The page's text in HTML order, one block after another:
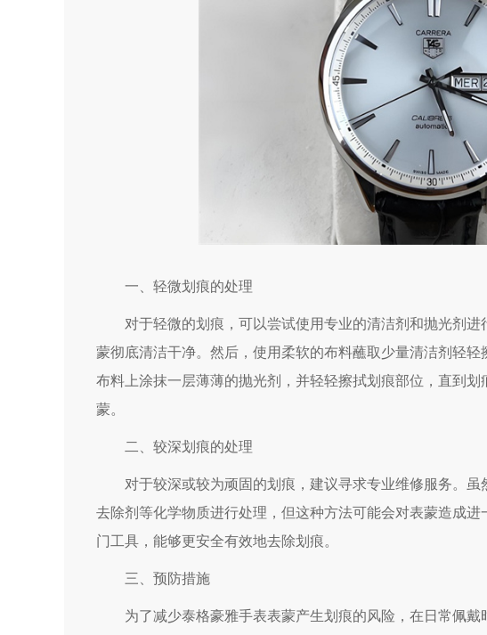
一、轻微划痕的处理
对于轻微的划痕，可以尝试使用专业的清洁剂和抛光剂进
蒙彻底清洁干净。然后，使用柔软的布料蘸取少量清洁剂轻
布料上涂抹一层薄薄的抛光剂，并轻轻擦拭划痕部位，直到
蒙。
二、较深划痕的处理
对于较深或较为顽固的划痕，建议寻求专业维修服务。虽
去除剂等化学物质进行处理，但这种方法可能会对表蒙造成
门工具，能够更安全有效地去除划痕。
三、预防措施
为了减少泰格豪雅手表表蒙产生划痕的风险，在日常佩戴